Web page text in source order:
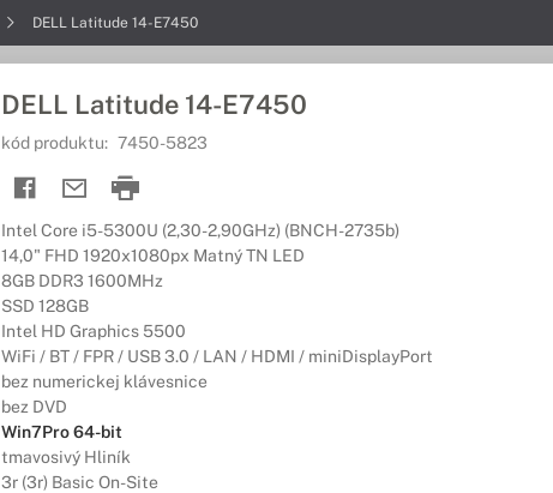
DELL Latitude 14-E7450
DELL Latitude 14-E7450
kód produktu: 7450-5823
Intel Core i5-5300U (2,30-2,90GHz) (BNCH-2735b)
14,0" FHD 1920x1080px Matný TN LED
8GB DDR3 1600MHz
SSD 128GB
Intel HD Graphics 5500
WiFi / BT / FPR / USB 3.0 / LAN / HDMI / miniDisplayPort
bez numerickej klávesnice
bez DVD
Win7Pro 64-bit
tmavosivý Hliník
3r (3r) Basic On-Site